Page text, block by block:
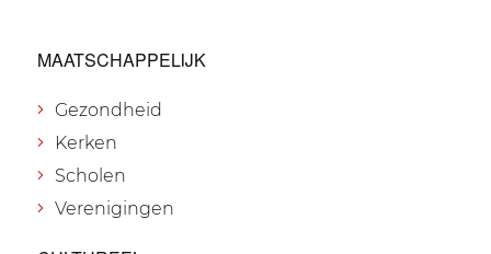
MAATSCHAPPELIJK
Gezondheid
Kerken
Scholen
Verenigingen